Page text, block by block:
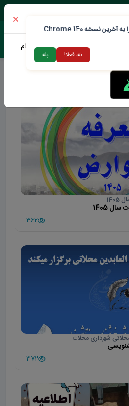
1405
362
شهرداری محلات
372
من می توانید از طریق لینک زیر اقدام
لطفاً مرورگر خود را به آخرین نسخه Chrome 140
نه، فعلا! بله